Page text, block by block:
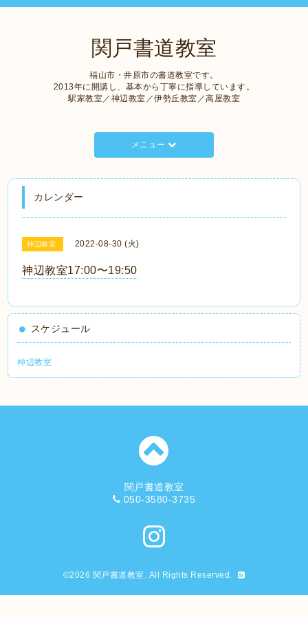
関戸書道教室
福山市・井原市の書道教室です。
2013年に開講し、基本から丁寧に指導しています。
駅家教室／神辺教室／伊勢丘教室／高屋教室
メニュー
カレンダー
神辺教室 2022-08-30 (火)
神辺教室17:00〜19:50
スケジュール
神辺教室
関戸書道教室
050-3580-3735
©2026 関戸書道教室. All Rights Reserved.